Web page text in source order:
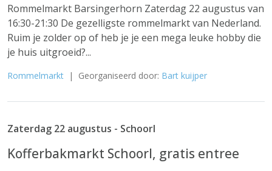
Rommelmarkt Barsingerhorn Zaterdag 22 augustus van
16:30-21:30 De gezelligste rommelmarkt van Nederland.
Ruim je zolder op of heb je je een mega leuke hobby die
je huis uitgroeid?...
Rommelmarkt | Georganiseerd door: Bart kuijper
Zaterdag 22 augustus - Schoorl
Kofferbakmarkt Schoorl, gratis entree